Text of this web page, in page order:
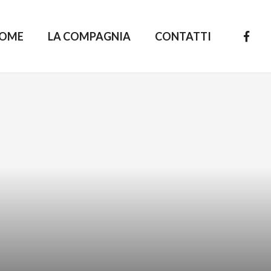
LA COMPAGNIA CONTATTI